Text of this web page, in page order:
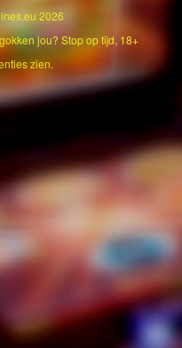
2026
jou? Stop op tijd, 18+
zien.